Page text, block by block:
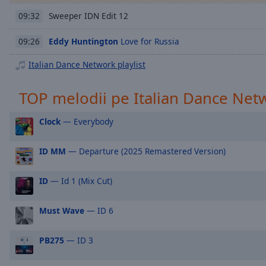
descriptions
off,
selected
Subtitles
subtitles
settings
opens
subtitles
dialog
subtitles
off
selected
Audio
Track
09:32 Sweeper IDN Edit 12
09:26 Eddy Huntington Love for Russia
Italian Dance Network playlist
TOP melodii pe Italian Dance
Clock — Everybody
ID MM — Departure (2025 Remastered Version)
ID — Id 1 (Mix Cut)
Must Wave — ID 6
PB275 — ID 3